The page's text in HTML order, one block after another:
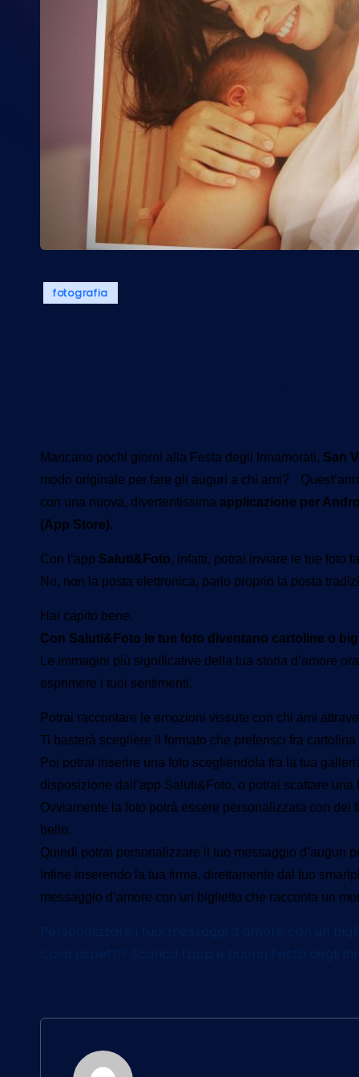
Posted
fotografia
Mancano pochi giorni alla Festa degli Innamorati, San
modo originale per fare gli auguri a chi ami?
con una nuova, divertentissima applicazione per
(App Store).
Con l’app Saluti&Foto, infatti, potrai inviare le tue foto
No, non la posta elettronica, parlo proprio la posta
Hai capito bene.
Con Saluti&Foto le tue foto diventano cartoline o
Le immagini più significative della tua storia d’amore
esprimere i tuoi sentimenti.
Potrai raccontare le emozioni vissute con chi ami
Ti basterà scegliere il formato che preferisci fra
Poi potrai inserire una foto scegliendola fra la tua
disposizione dall’app Saluti&Foto, o potrai scattare
Ovviamente la foto potrà essere personalizzata con
bello.
Quindi potrai personalizzare il tuo messaggio d’auguri
Infine inserendo la tua firma, direttamente dal tuo
messaggio d’amore con un biglietto che racconta un
Personalizzare i tuoi messaggi d’amore con un
Cosa aspetti? Scarica l’app e buona Festa degli